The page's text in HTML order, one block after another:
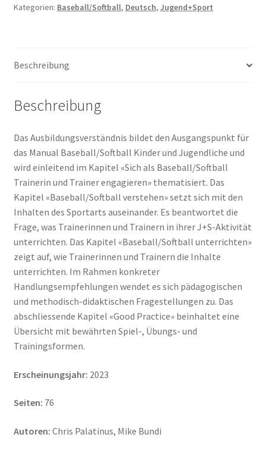
Jugendliche
Kategorien: Baseball/Softball, Deutsch, Jugend+Sport
Beschreibung
Beschreibung
Das Ausbildungsverständnis bildet den Ausgangspunkt für
das Manual Baseball/Softball Kinder und Jugendliche und
wird einleitend im Kapitel «Sich als Baseball/Softball
Trainerin und Trainer engagieren» thematisiert. Das
Kapitel «Baseball/Softball verstehen» setzt sich mit den
Inhalten des Sportarts auseinander. Es beantwortet die
Frage, was Trainerinnen und Trainern in ihrer J+S-Aktivität
unterrichten. Das Kapitel «Baseball/Softball unterrichten»
zeigt auf, wie Trainerinnen und Trainern die Inhalte
unterrichten. Im Rahmen konkreter
Handlungsempfehlungen wendet es sich pädagogischen
und methodisch-didaktischen Fragestellungen zu. Das
abschliessende Kapitel «Good Practice» beinhaltet eine
Übersicht mit bewährten Spiel-, Übungs- und
Trainingsformen.
Erscheinungsjahr: 2023
Seiten: 76
Autoren: Chris Palatinus, Mike Bundi